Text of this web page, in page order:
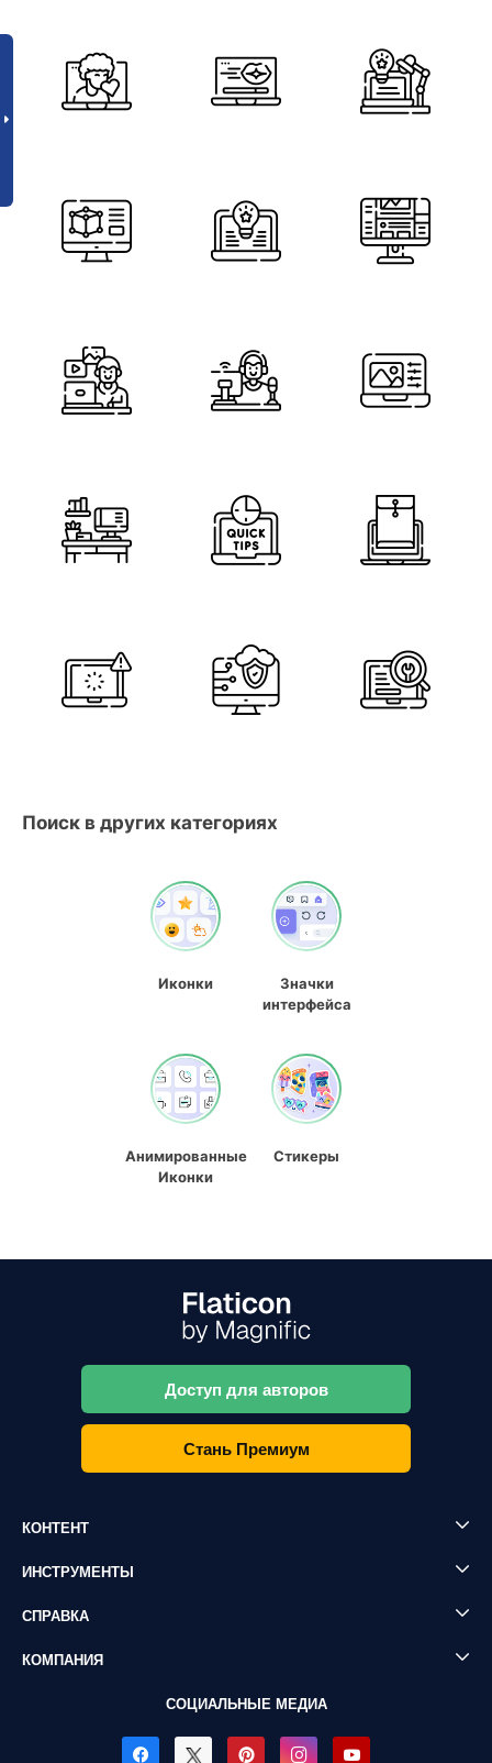
Поиск в других категориях
Иконки
Значки
интерфейса
Анимированные
Иконки
Стикеры
Доступ для авторов
Стань Премиум
КОНТЕНТ
ИНСТРУМЕНТЫ
СПРАВКА
КОМПАНИЯ
СОЦИАЛЬНЫЕ МЕДИА